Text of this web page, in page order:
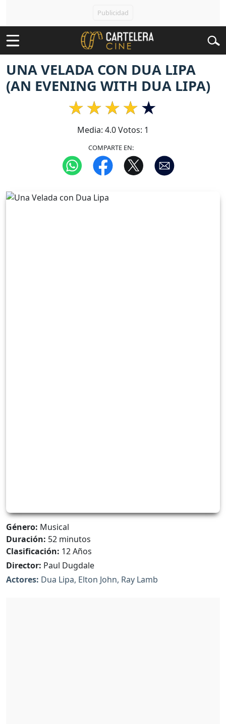
UNA VELADA CON DUA LIPA
(AN EVENING WITH DUA LIPA)
Media: 4.0Votos: 1
COMPARTE EN:
Género: Musical
Duración: 52 minutos
Clasificación: 12 Años
Director: Paul Dugdale
Actores: Dua Lipa, Elton John, Ray Lamb